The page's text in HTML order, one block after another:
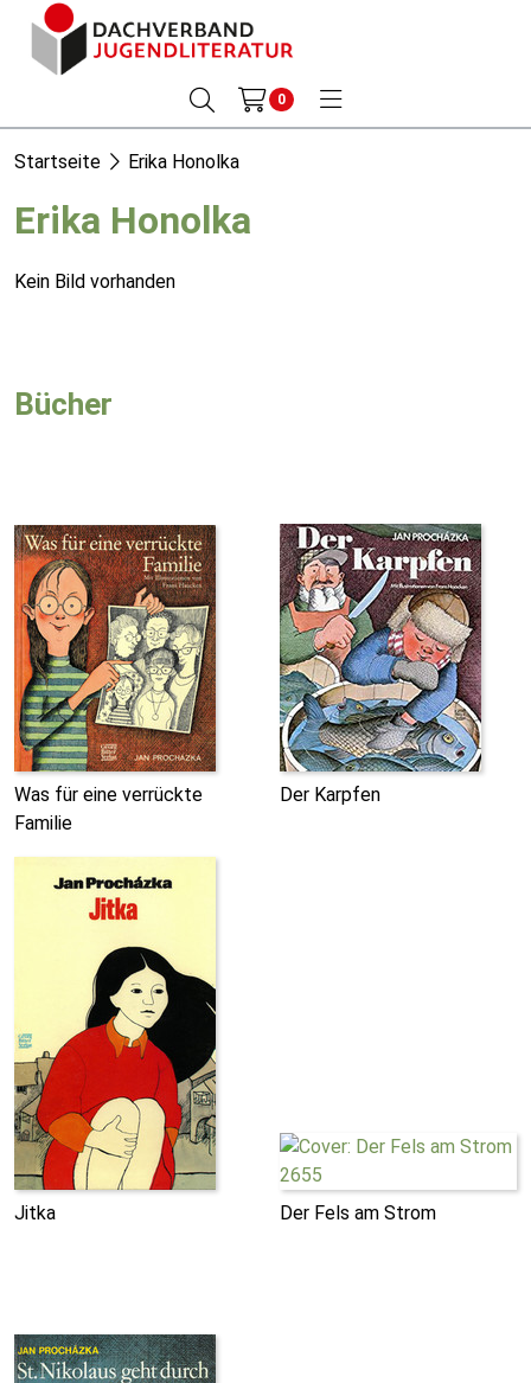
0
Startseite Erika Honolka
Erika Honolka
Kein Bild vorhanden
Bücher
Was für eine verrückte
Familie
Der Karpfen
Jitka Der Fels am Strom